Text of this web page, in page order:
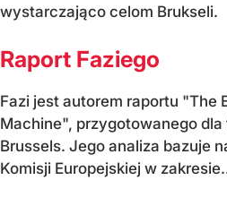
wystarczająco celom Brukseli.
Raport Faziego
Fazi jest autorem raportu "The
Machine", przygotowanego dla
Brussels. Jego analiza bazuje
Komisji Europejskiej w